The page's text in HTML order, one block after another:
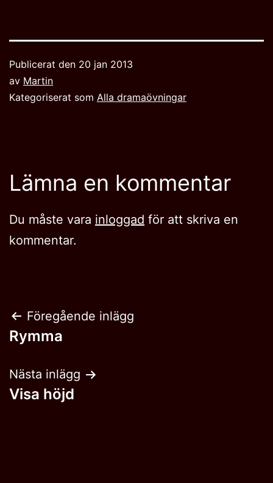
Publicerat den 20 jan 2013
av Martin
Kategoriserat som Alla dramaövningar
Lämna en kommentar
Du måste vara inloggad för att skriva en
kommentar.
Inläggsnavigering
Föregående inlägg
Rymma
Nästa inlägg
Visa höjd